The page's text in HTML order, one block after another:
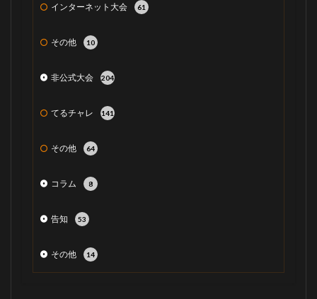
インターネット大会 61
その他 10
非公式大会 204
てるチャレ 141
その他 64
コラム 8
告知 53
その他 14